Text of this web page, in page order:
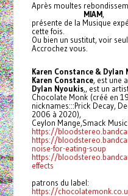
Après moultes
MIAM
présente de la Musique
cette fois.
Ou bien un sustitut, voir
Accrochez vous.
Karen Constance & Dylan
Karen Constance, est une
Dylan Nyoukis,, est un
Chocolate Monk (créé en
nicknames:::Prick Decay,
2006 à 2020),
Ceylon Mange,Smack
https://
https://
noise-for-eating-soup
https://
effects
patrons du label:
https://